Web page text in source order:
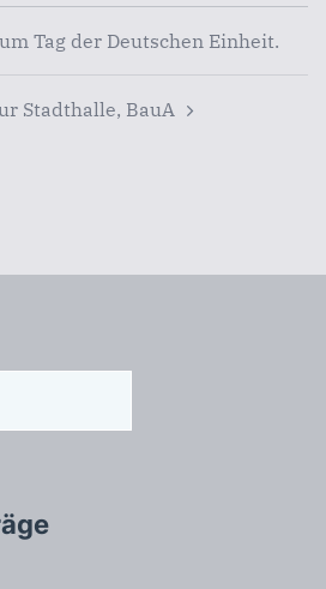
Tag der Deutschen Einheit.
Stadthalle, BauA